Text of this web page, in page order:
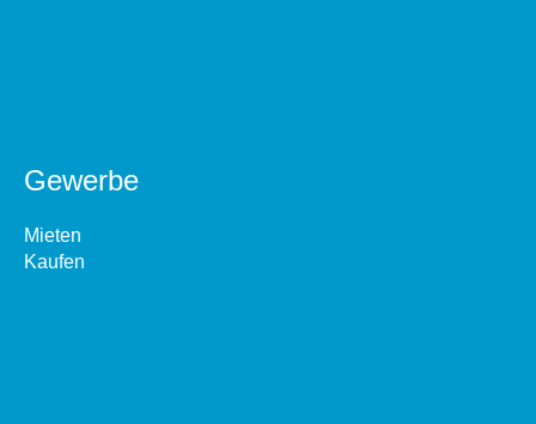
Gewerbe
Mieten
Kaufen